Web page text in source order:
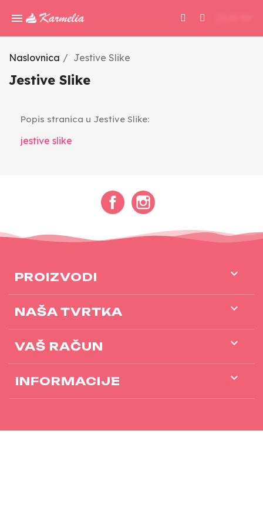
Naslovnica Jestive Slike
Jestive Slike
Popis stranica u Jestive Slike:
jestive slike
Facebook
PROIZVODI 
NAŠA TVRTKA 
VAŠ RAČUN 
INFORMACIJE keyboard_arrow_down